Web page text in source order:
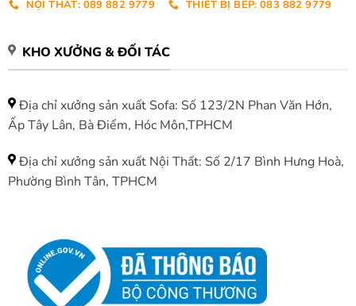
NỘI THẤT: 089 882 9779 THIẾT BỊ BẾP: 083 882 9779
KHO XƯỞNG & ĐỐI TÁC
Địa chỉ xưởng sản xuất Sofa: Số 123/2N Phan Văn Hớn,
Ấp Tây Lân, Bà Điểm, Hóc Môn,TPHCM
Địa chỉ xưởng sản xuất Nội Thất: Số 2/17 Bình Hưng Hoà,
Phường Bình Tân, TPHCM